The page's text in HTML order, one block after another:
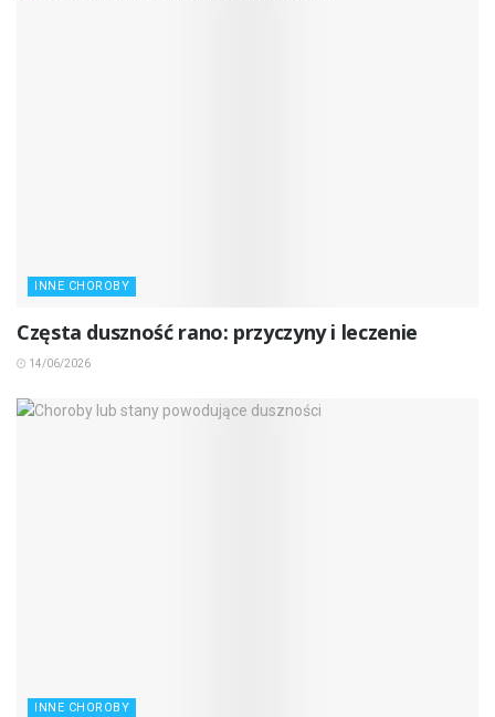
INNE CHOROBY
Częsta duszność rano: przyczyny i leczenie
14/06/2026
INNE CHOROBY